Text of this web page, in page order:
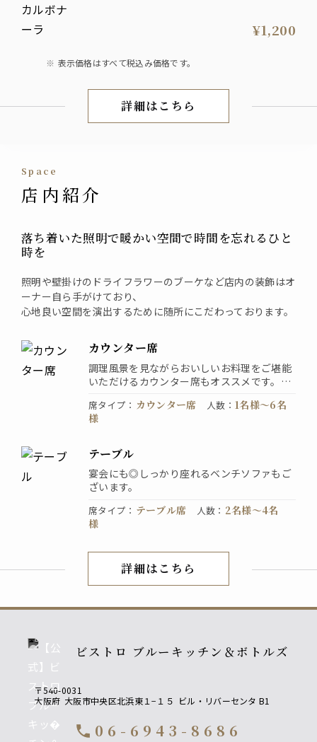
¥1,200
表示価格はすべて税込み価格です。
ランチ
詳細はこちら
space
店内紹介
落ち着いた照明で暖かい空間で時間を忘れるひと
時を
照明や壁掛けのドライフラワーのブーケなど店内の装飾はオ
ーナー自ら手がけており、
心地良い空間を演出するために随所にこだわっております。
カウンター席
調理風景を見ながらおいしいお料理をご堪能
いただけるカウンター席もオススメです。少
席タイプ ： カウンター席 人数 ： 1名様〜6名
様
テーブル
宴会にも◎しっかり座れるベンチソファもご
ざいます。
席タイプ ： テーブル席 人数 ： 2名様〜4名
様
店内紹介
詳細はこちら
ビストロ ブルーキッチン＆ボトルズ
〒540-0031
大阪府 大阪市中央区北浜東１−１５ ビル・リバーセンタ B1
call 06-6943-8686